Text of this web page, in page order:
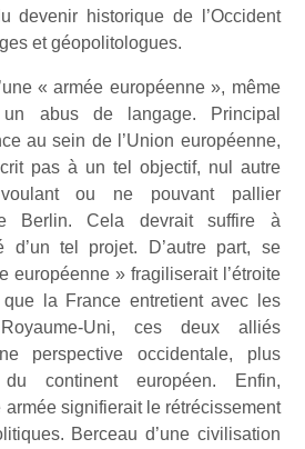
devenir historique de l’Occident
et géopolitologues.
« armée européenne », même
abus de langage. Principal
au sein de l’Union européenne,
pas à un tel objectif, nul autre
ou ne pouvant pallier
Berlin. Cela devrait suffire à
d’un tel projet. D’autre part, se
européenne » fragiliserait l’étroite
la France entretient avec les
Uni, ces deux alliés
perspective occidentale, plus
continent européen. Enfin,
armée signifierait le rétrécissement
Berceau d’une civilisation